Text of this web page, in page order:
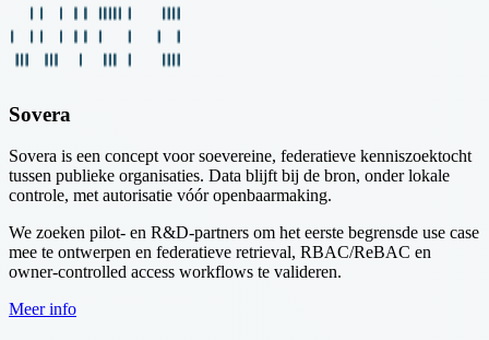
Sovera
Sovera is een concept voor soevereine, federatieve kenniszoektocht
tussen publieke organisaties. Data blijft bij de bron, onder lokale
controle, met autorisatie vóór openbaarmaking.
We zoeken pilot- en R&D-partners om het eerste begrensde use case
mee te ontwerpen en federatieve retrieval, RBAC/ReBAC en
owner-controlled access workflows te valideren.
Meer info